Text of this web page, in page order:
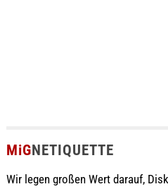
MiGNETIQUETTE
Wir legen großen Wert darauf,